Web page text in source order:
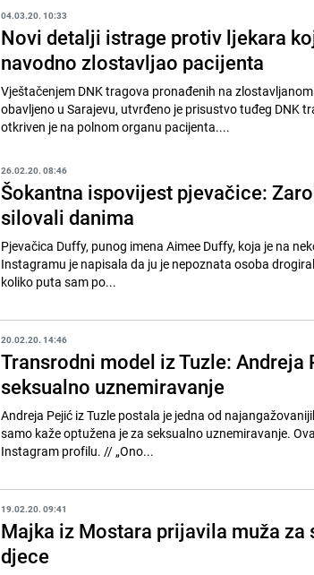
04.03.20. 10:33
Novi detalji istrage protiv ljekara
navodno zlostavljao pacijenta
Vještačenjem DNK tragova pronađenih na
obavljeno u Sarajevu, utvrđeno je prisustvo tuđeg DNK
otkriven je na polnom organu pacijenta....
26.02.20. 08:46
Šokantna ispovijest pjevačice:
silovali danima
Pjevačica Duffy, punog imena Aimee Duffy, koja je na
Instagramu je napisala da ju je nepoznata osoba
koliko puta sam po...
20.02.20. 14:46
Transrodni model iz Tuzle: Andreja
seksualno uznemiravanje
Andreja Pejić iz Tuzle postala je jedna od
samo kaže optužena je za seksualno uznemiravanje.
Instagram profilu. // „Ono...
19.02.20. 09:41
Majka iz Mostara prijavila muža
djece